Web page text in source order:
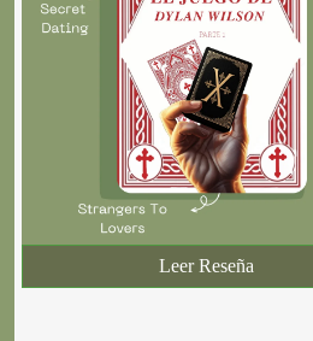
Leer Reseña